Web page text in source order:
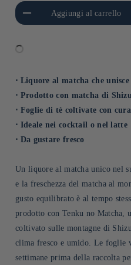
quantità per Default
Title
Aggiungi al carrello
Aumenta
⋅ Liquore al matcha che unisce
⋅ Prodotto con matcha di
⋅ Foglie di tè coltivate con
⋅ Ideale nei cocktail o nel latte
⋅ Da gustare fresco
Un liquore al matcha unico nel
e la freschezza del matcha al
gusto equilibrato è al tempo
prodotto con Tenku no Matcha,
coltivato sulle montagne di
clima fresco e umido. Le foglie
settimane prima della raccolta